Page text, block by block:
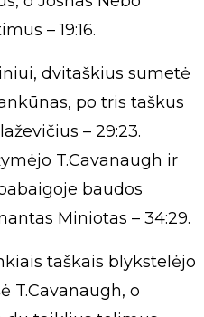
– 19:16.
dvitaškius sumetė
po tris taškus
– 29:23.
T.Cavanaugh ir
baudos
Miniotas – 34:29.
taškais blykstelėjo
T.Cavanaugh, o